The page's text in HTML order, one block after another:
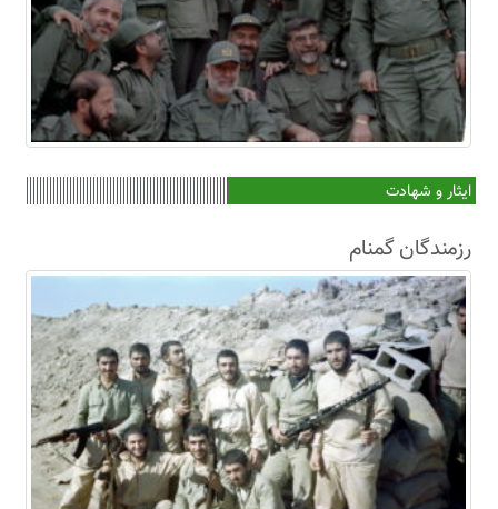
ایثار و شهادت
رزمندگان گمنام